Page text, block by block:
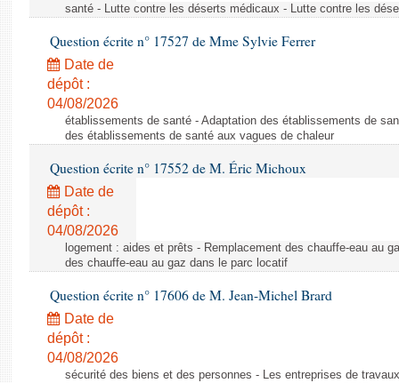
santé - Lutte contre les déserts médicaux - Lutte contre les
Question écrite n° 17527 de Mme Sylvie Ferrer
Date de
dépôt :
04/08/2026
établissements de santé - Adaptation des établissements de
des établissements de santé aux vagues de chaleur
Question écrite n° 17552 de M. Éric Michoux
Date de
dépôt :
04/08/2026
logement : aides et prêts - Remplacement des chauffe-eau au
des chauffe-eau au gaz dans le parc locatif
Question écrite n° 17606 de M. Jean-Michel Brard
Date de
dépôt :
04/08/2026
sécurité des biens et des personnes - Les entreprises de